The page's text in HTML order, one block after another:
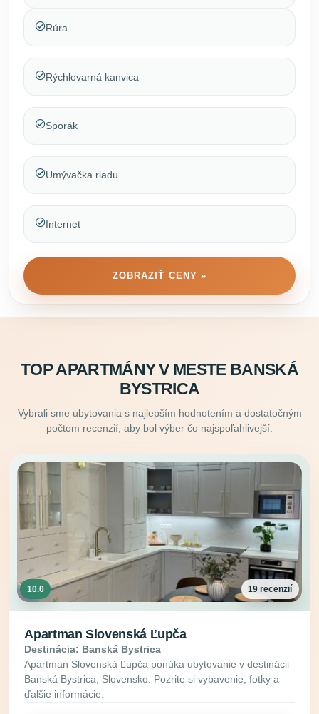
Rúra
Rýchlovarná kanvica
Sporák
Umývačka riadu
Internet
ZOBRAZIŤ CENY »
TOP APARTMÁNY V MESTE BANSKÁ
BYSTRICA
Vybrali sme ubytovania s najlepším hodnotením a dostatočným
počtom recenzií, aby bol výber čo najspoľahlivejší.
10.0 19 recenzií
Apartman Slovenská Ľupča
Destinácia: Banská Bystrica
Apartman Slovenská Ľupča ponúka ubytovanie v destinácii
Banská Bystrica, Slovensko. Pozrite si vybavenie, fotky a
ďalšie informácie.